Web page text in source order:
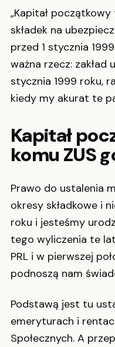
„Kapitał
składek na
przed 1 stycznia
ważna rzecz: zakład
stycznia 1999 roku,
kiedy my akurat te
Kapitał
komu ZUS
Prawo do ustalenia
okresy składkowe i
roku i jesteśmy
tego wyliczenia te
PRL i w pierwszej
podnoszą nam
Podstawą jest tu
emeryturach i
Społecznych. A